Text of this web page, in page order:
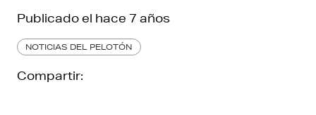
Publicado el hace 7 años
NOTICIAS DEL PELOTÓN
Compartir: